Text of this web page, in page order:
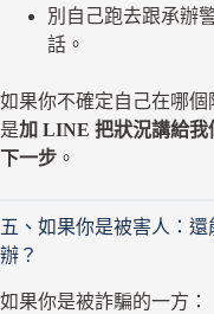
別自己跑去跟承辦
話。
如果你不確定自己在哪
是加 LINE 把狀況講給我
下一步 。
五、如果你是被害人：
辦？
如果你是被詐騙的一方：